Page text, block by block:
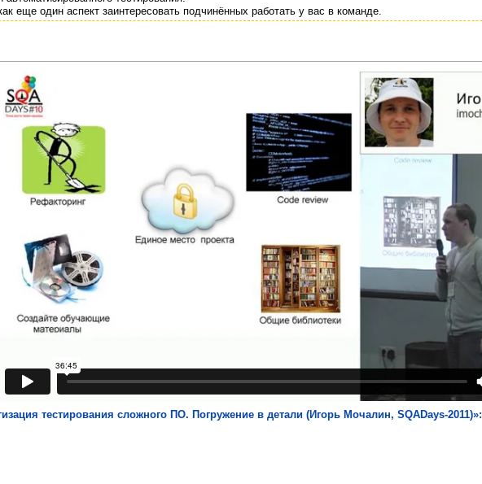
еще один аспект заинтересовать подчинённых работать у вас в команде.
тестирования сложного ПО. Погружение в детали (Игорь Мочалин, SQADays-2011)»: